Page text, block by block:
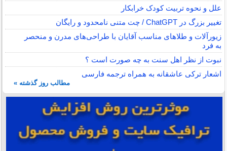
علل و نحوه تربیت کودک خرابکار
تغییر بزرگ در ChatGPT / چت متنی نامحدود و رایگان
زیورآلات و طلاهای مناسب آقایان با طراحی‌های مدرن و منحصر
به فرد
نبوت از نظر اهل سنت به چه صورت است ؟
اشعار ترکی عاشقانه به همراه ترجمه فارسی
مطالب روز گذشته »